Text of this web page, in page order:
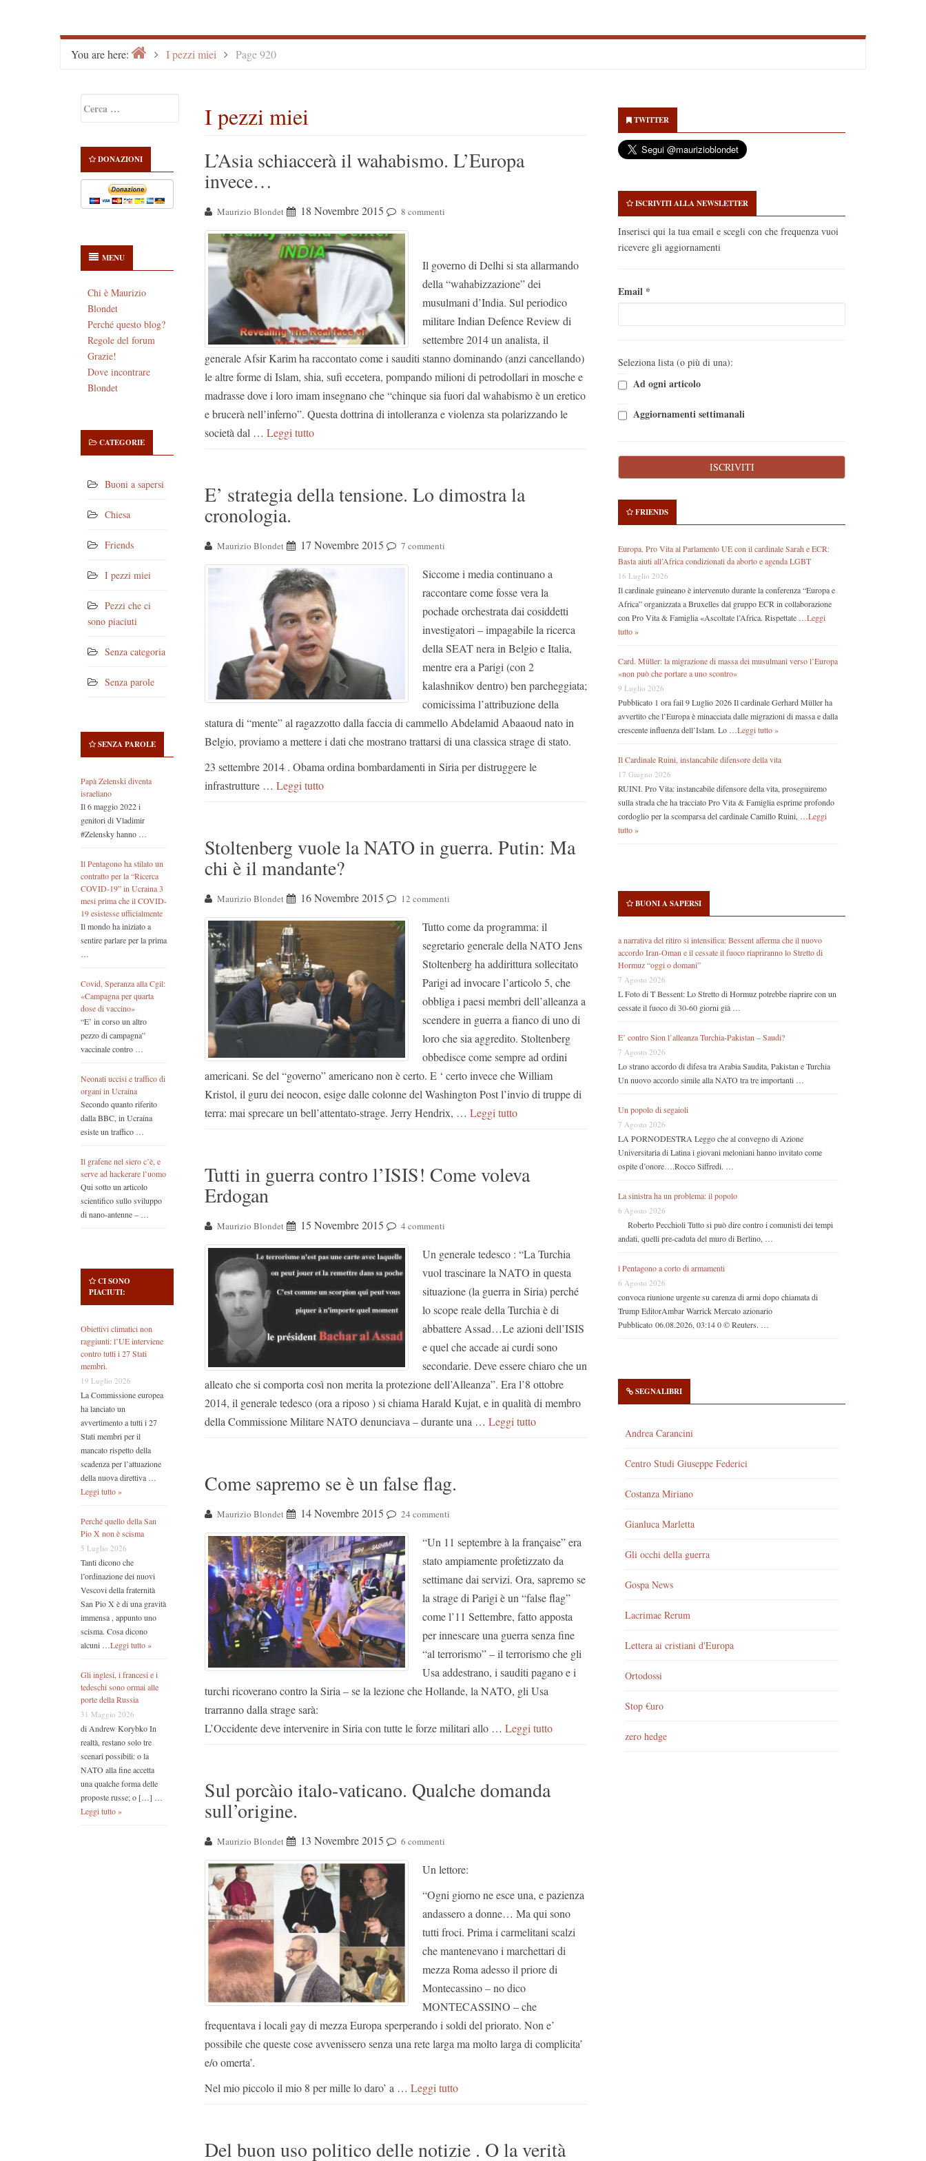
You are here: HomeI pezzi miei Page 920
Sidebar
per:
DONAZIONI
MENU
Chi è Maurizio
Blondet
Perché questo blog?
Regole del forum
Grazie!
Dove incontrare
Blondet
CATEGORIE
Buoni a sapersi
Chiesa
Friends
I pezzi miei
Pezzi che ci
sono piaciuti
Senza categoria
Senza parole
SENZA PAROLE
Papà Zelenski diventa
israeliano
Il 6 maggio 2022 i
genitori di Vladimir
#Zelensky hanno …
Il Pentagono ha stilato un
contratto per la “Ricerca
COVID-19” in Ucraina 3
mesi prima che il COVID-
19 esistesse ufficialmente
Il mondo ha iniziato a
sentire parlare per la prima
…
Covid, Speranza alla Cgil:
«Campagna per quarta
dose di vaccino»
“E’ in corso un altro
pezzo di campagna”
vaccinale contro …
Neonati uccisi e traffico di
organi in Ucraina
Secondo quanto riferito
dalla BBC, in Ucraina
esiste un traffico …
Il grafene nel siero c’è, e
serve ad hackerare l’uomo
Qui sotto un articolo
scientifico sullo sviluppo
di nano-antenne – …
CI SONO
PIACIUTI:
Obiettivi climatici non
raggiunti: l’UE interviene
contro tutti i 27 Stati
membri.
19 Luglio 2026
La Commissione europea
ha lanciato un
avvertimento a tutti i 27
Stati membri per il
mancato rispetto della
scadenza per l’attuazione
della nuova direttiva …
Leggi tutto »
Perché quello della San
Pio X non è scisma
5 Luglio 2026
Tanti dicono che
l’ordinazione dei nuovi
Vescovi della fraternità
San Pio X è di una gravità
immensa , appunto uno
scisma. Cosa dicono
alcuni …Leggi tutto »
Gli inglesi, i francesi e i
tedeschi sono ormai alle
porte della Russia
31 Maggio 2026
di Andrew Korybko In
realtà, restano solo tre
scenari possibili: o la
NATO alla fine accetta
una qualche forma delle
proposte russe; o […] …
Leggi tutto »
I pezzi miei
L’Asia schiaccerà il wahabismo. L’Europa
invece…
Maurizio Blondet 18 Novembre 2015 8 commenti
Il governo di Delhi si sta allarmando
della “wahabizzazione” dei
musulmani d’India. Sul periodico
militare Indian Defence Review di
settembre 2014 un analista, il
generale Afsir Karim ha raccontato come i sauditi stanno dominando (anzi cancellando)
le altre forme di Islam, shia, sufi eccetera, pompando milioni di petrodollari in mosche e
madrasse dove i loro imam insegnano che “chinque sia fuori dal wahabismo è un eretico
e brucerà nell’inferno”. Questa dottrina di intolleranza e violenza sta polarizzando le
società dal … Leggi tutto
E’ strategia della tensione. Lo dimostra la
cronologia.
Maurizio Blondet 17 Novembre 2015 7 commenti
Siccome i media continuano a
raccontare come fosse vera la
pochade orchestrata dai cosiddetti
investigatori – impagabile la ricerca
della SEAT nera in Belgio e Italia,
mentre era a Parigi (con 2
kalashnikov dentro) ben parcheggiata;
comicissima l’attribuzione della
statura di “mente” al ragazzotto dalla faccia di cammello Abdelamid Abaaoud nato in
Belgio, proviamo a mettere i dati che mostrano trattarsi di una classica strage di stato.
23 settembre 2014 . Obama ordina bombardamenti in Siria per distruggere le
infrastrutture … Leggi tutto
Stoltenberg vuole la NATO in guerra. Putin: Ma
chi è il mandante?
Maurizio Blondet 16 Novembre 2015 12 commenti
Tutto come da programma: il
segretario generale della NATO Jens
Stoltenberg ha addirittura sollecitato
Parigi ad invocare l’articolo 5, che
obbliga i paesi membri dell’alleanza a
scendere in guerra a fianco di uno di
loro che sia aggredito. Stoltenberg
obbedisce come sempre ad ordini
americani. Se del “governo” americano non è certo. E ‘ certo invece che William
Kristol, il guru dei neocon, esige dalle colonne del Washington Post l’invio di truppe di
terra: mai sprecare un bell’attentato-strage. Jerry Hendrix, … Leggi tutto
Tutti in guerra contro l’ISIS! Come voleva
Erdogan
Maurizio Blondet 15 Novembre 2015 4 commenti
Un generale tedesco : “La Turchia
vuol trascinare la NATO in questa
situazione (la guerra in Siria) perché
lo scope reale della Turchia è di
abbattere Assad…Le azioni dell’ISIS
e quel che accade ai curdi sono
secondarie. Deve essere chiaro che un
alleato che si comporta così non merita la protezione dell’Alleanza”. Era l’8 ottobre
2014, il generale tedesco (ora a riposo ) si chiama Harald Kujat, e in qualità di membro
della Commissione Militare NATO denunciava – durante una … Leggi tutto
Come sapremo se è un false flag.
Maurizio Blondet 14 Novembre 2015 24 commenti
“Un 11 septembre à la française” era
stato ampiamente profetizzato da
settimane dai servizi. Ora, sapremo se
la strage di Parigi è un “false flag”
come l’11 Settembre, fatto apposta
per innescare una guerra senza fine
“al terrorismo” – il terrorismo che gli
Usa addestrano, i sauditi pagano e i
turchi ricoverano contro la Siria – se la lezione che Hollande, la NATO, gli Usa
trarranno dalla strage sarà:
L’Occidente deve intervenire in Siria con tutte le forze militari allo … Leggi tutto
Sul porcàio italo-vaticano. Qualche domanda
sull’origine.
Maurizio Blondet 13 Novembre 2015 6 commenti
Un lettore:
“Ogni giorno ne esce una, e pazienza
andassero a donne… Ma qui sono
tutti froci. Prima i carmelitani scalzi
che mantenevano i marchettari di
mezza Roma adesso il priore di
Montecassino – no dico
MONTECASSINO – che
frequentava i locali gay di mezza Europa sperperando i soldi del priorato. Non e’
possibile che queste cose avvenissero senza una rete larga ma molto larga di complicita’
e/o omerta’.
Nel mio piccolo il mio 8 per mille lo daro’ a … Leggi tutto
Del buon uso politico delle notizie . O la verità
Sidebar
TWITTER
ISCRIVITI ALLA NEWSLETTER
Inserisci qui la tua email e scegli con che frequenza vuoi
ricevere gli aggiornamenti
Email *
Seleziona lista (o più di una):
Ad ogni articolo
Aggiornamenti settimanali
FRIENDS
Europa. Pro Vita al Parlamento UE con il cardinale Sarah e ECR:
Basta aiuti all’Africa condizionati da aborto e agenda LGBT
16 Luglio 2026
Il cardinale guineano è intervenuto durante la conferenza “Europa e
Africa” organizzata a Bruxelles dal gruppo ECR in collaborazione
con Pro Vita & Famiglia «Ascoltate l’Africa. Rispettate … Leggi
tutto »
Card. Müller: la migrazione di massa dei musulmani verso l’Europa
«non può che portare a uno scontro»
9 Luglio 2026
Pubblicato 1 ora fail 9 Luglio 2026 Il cardinale Gerhard Müller ha
avvertito che l’Europa è minacciata dalle migrazioni di massa e dalla
crescente influenza dell’Islam. Lo … Leggi tutto »
Il Cardinale Ruini, instancabile difensore della vita
17 Giugno 2026
RUINI. Pro Vita: instancabile difensore della vita, proseguiremo
sulla strada che ha tracciato Pro Vita & Famiglia esprime profondo
cordoglio per la scomparsa del cardinale Camillo Ruini, … Leggi
tutto »
BUONI A SAPERSI
a narrativa del ritiro si intensifica: Bessent afferma che il nuovo
accordo Iran-Oman e il cessate il fuoco riapriranno lo Stretto di
Hormuz “oggi o domani”
7 Agosto 2026
L Foto di T Bessent: Lo Stretto di Hormuz potrebbe riaprire con un
cessate il fuoco di 30-60 giorni già …
E’ contro Sion l’alleanza Turchia-Pakistan – Saudi?
7 Agosto 2026
Lo strano accordo di difesa tra Arabia Saudita, Pakistan e Turchia
Un nuovo accordo simile alla NATO tra tre importanti …
Un popolo di segaioli
7 Agosto 2026
LA PORNODESTRA Leggo che al convegno di Azione
Universitaria di Latina i giovani meloniani hanno invitato come
ospite d’onore….Rocco Siffredi. …
La sinistra ha un problema: il popolo
6 Agosto 2026
Roberto Pecchioli Tutto si può dire contro i comunisti dei tempi
andati, quelli pre-caduta del muro di Berlino, …
l Pentagono a corto di armamenti
6 Agosto 2026
convoca riunione urgente su carenza di armi dopo chiamata di
Trump EditorAmbar Warrick Mercato azionario
Pubblicato 06.08.2026, 03:14 0 © Reuters. …
SEGNALIBRI
Andrea Carancini
Centro Studi Giuseppe Federici
Costanza Miriano
Gianluca Marletta
Gli occhi della guerra
Gospa News
Lacrimae Rerum
Lettera ai cristiani d'Europa
Ortodossi
Stop €uro
zero hedge